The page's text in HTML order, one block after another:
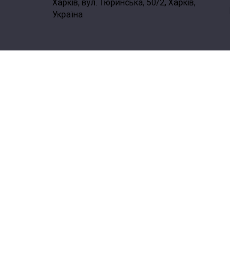
Харків, вул. Тюринська, 50/2, Харків,
Україна